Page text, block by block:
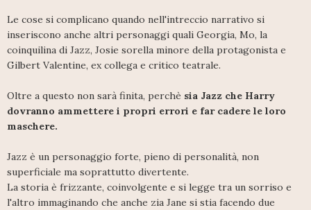
Le cose si complicano quando nell'intreccio narrativo si
inseriscono anche altri personaggi quali Georgia, Mo, la
coinquilina di Jazz, Josie sorella minore della protagonista e
Gilbert Valentine, ex collega e critico teatrale.
Oltre a questo non sarà finita, perchè sia Jazz che Harry
dovranno ammettere i propri errori e far cadere le loro
maschere.
Jazz è un personaggio forte, pieno di personalità, non
superficiale ma soprattutto divertente.
La storia è frizzante, coinvolgente e si legge tra un sorriso e
l'altro immaginando che anche zia Jane si stia facendo due